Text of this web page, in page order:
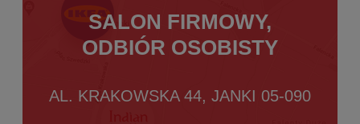
SALON FIRMOWY,
ODBIÓR OSOBISTY
AL. KRAKOWSKA 44, JANKI 05-090